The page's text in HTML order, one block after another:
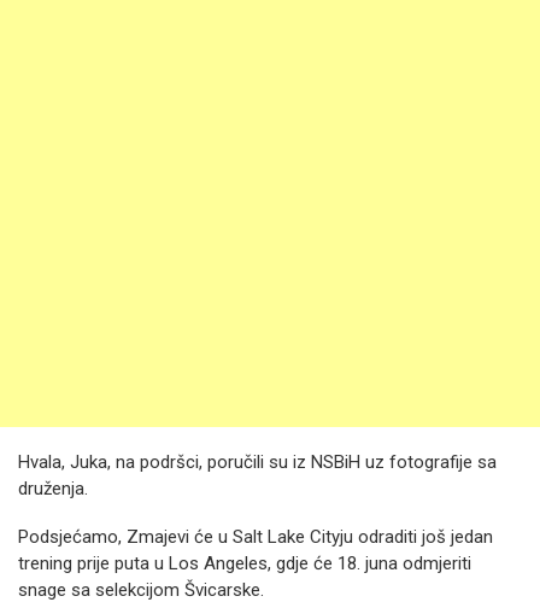
Hvala, Juka, na podršci, poručili su iz NSBiH uz fotografije sa
druženja.
Podsjećamo, Zmajevi će u Salt Lake Cityju odraditi još jedan
trening prije puta u Los Angeles, gdje će 18. juna odmjeriti
snage sa selekcijom Švicarske.